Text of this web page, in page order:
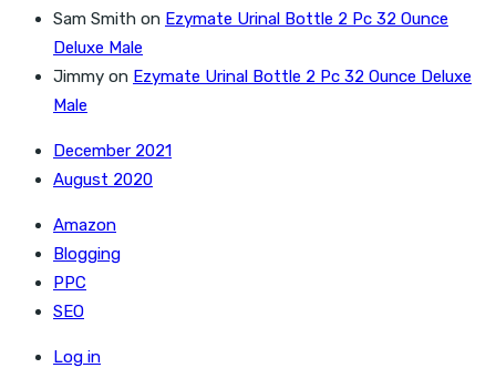
Sam Smith on Ezymate Urinal Bottle 2 Pc 32 Ounce
Deluxe Male
Jimmy on Ezymate Urinal Bottle 2 Pc 32 Ounce Deluxe
Male
December 2021
August 2020
Amazon
Blogging
PPC
SEO
Log in